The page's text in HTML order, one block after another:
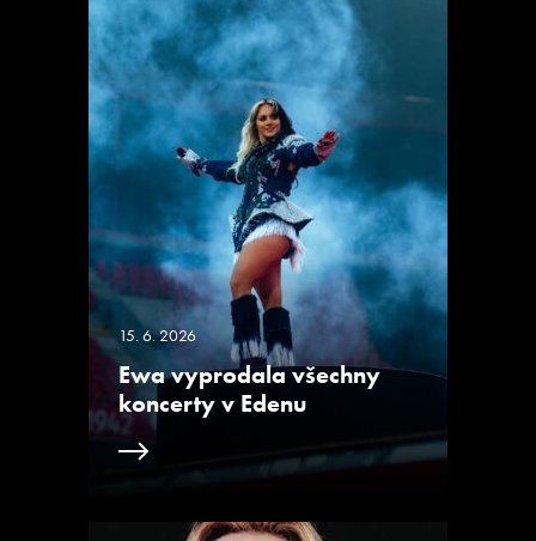
15. 6. 2026
Ewa vyprodala všechny
koncerty v Edenu